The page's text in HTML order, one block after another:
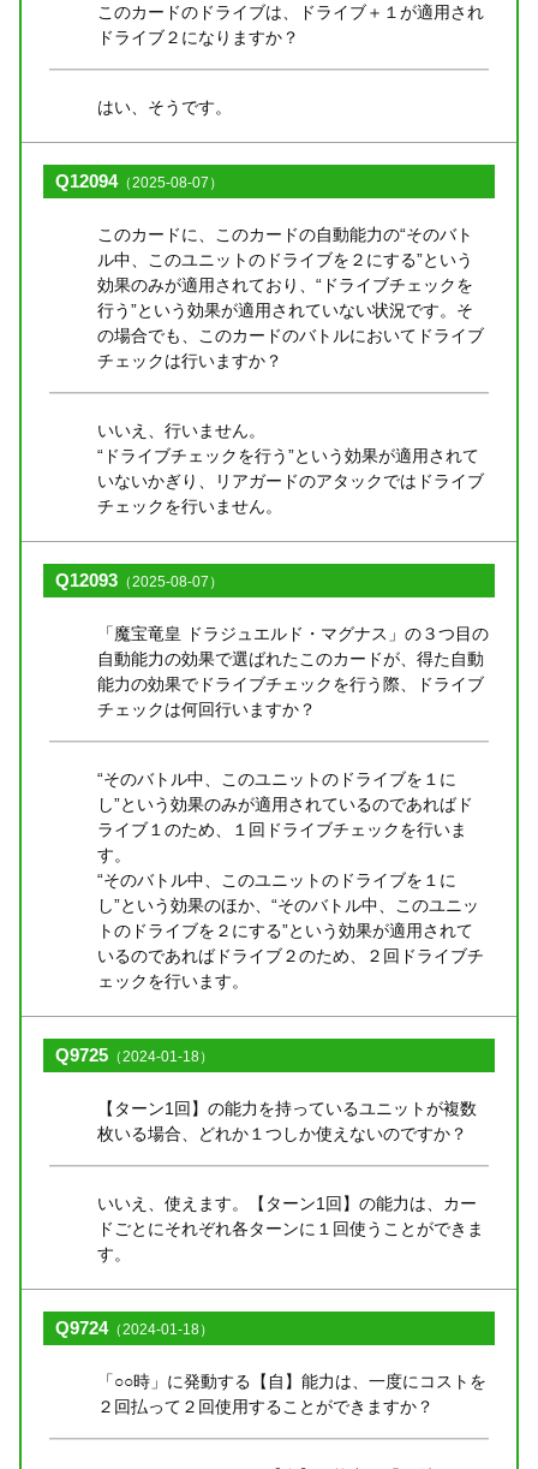
このカードのドライブは、ドライブ＋１が適用され
ドライブ２になりますか？
はい、そうです。
Q12094（2025-08-07）
このカードに、このカードの自動能力の“そのバト
ル中、このユニットのドライブを２にする”という
効果のみが適用されており、“ドライブチェックを
行う”という効果が適用されていない状況です。そ
の場合でも、このカードのバトルにおいてドライブ
チェックは行いますか？
いいえ、行いません。
“ドライブチェックを行う”という効果が適用されて
いないかぎり、リアガードのアタックではドライブ
チェックを行いません。
Q12093 （2025-08-07）
「魔宝竜皇 ドラジュエルド・マグナス」の３つ目の
自動能力の効果で選ばれたこのカードが、得た自動
能力の効果でドライブチェックを行う際、ドライブ
チェックは何回行いますか？
“そのバトル中、このユニットのドライブを１に
し”という効果のみが適用されているのであればド
ライブ１のため、１回ドライブチェックを行いま
す。
“そのバトル中、このユニットのドライブを１に
し”という効果のほか、“そのバトル中、このユニッ
トのドライブを２にする”という効果が適用されて
いるのであればドライブ２のため、２回ドライブチ
ェックを行います。
Q9725 （2024-01-18）
【ターン1回】の能力を持っているユニットが複数
枚いる場合、どれか１つしか使えないのですか？
いいえ、使えます。【ターン1回】の能力は、カー
ドごとにそれぞれ各ターンに１回使うことができま
す。
Q9724（2024-01-18）
「○○時」に発動する【自】能力は、一度にコストを
２回払って２回使用することができますか？